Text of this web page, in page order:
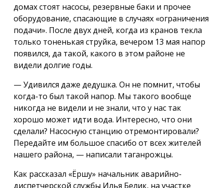
домах стоят насосы, резервные баки и прочее
оборудование, спасающие в случаях «ограничения
подачи». После двух дней, когда из кранов текла
только тоненькая струйка, вечером 13 мая напор
появился, да такой, какого в этом районе не
видели долгие годы.
— Удивился даже дедушка. Он не помнит, чтобы
когда-то был такой напор. Мы такого вообще
никогда не видели и не знали, что у нас так
хорошо может идти вода. Интересно, что они
сделали? Насосную станцию отремонтировали?
Передайте им большое спасибо от всех жителей
нашего района, — написали таганрожцы.
Как рассказал «Ёршу» начальник аварийно-
диспетчерской службы Илья Белик, на участке